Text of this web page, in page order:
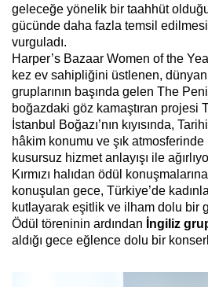
geleceğe yönelik bir taahhüt
gücünde daha fazla temsil
vurguladı.
Harper’s Bazaar Women of the
kez ev sahipliğini üstlenen,
gruplarının başında gelen The
boğazdaki göz kamaştıran projesi
İstanbul Boğazı’nın kıyısında,
hâkim konumu ve şık atmosferinde
kusursuz hizmet anlayışı ile
Kırmızı halıdan ödül
konuşulan gece, Türkiye’de
kutlayarak eşitlik ve ilham dolu bir
Ödül töreninin ardından İngiliz
aldığı gece eğlence dolu bir